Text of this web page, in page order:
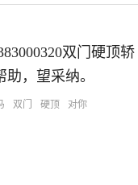
双门硬顶轿
，望采纳。
双门 硬顶 对你